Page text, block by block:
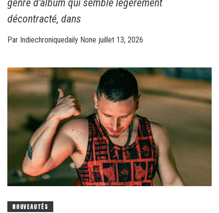
genre d’album qui semble légèrement
décontracté, dans
Par Indiechroniquedaily None juillet 13, 2026
NOUVEAUTÉS